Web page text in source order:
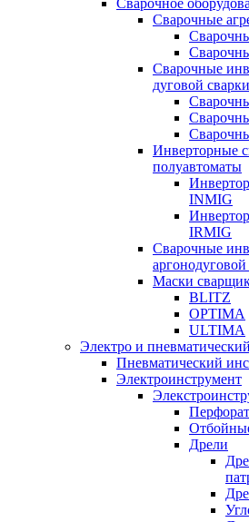
Сварочное
Сварочные
Сварочные
дуговой
Инверторные
полуавтоматы
INMIG
IRMIG
Сварочные
Маски
BLITZ
OPTIMA
ULTIMA
Электро и
Пневматический
Электроинструмент
Дрели